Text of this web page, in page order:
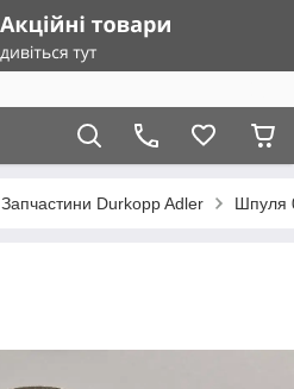
Запчастини Durkopp Adler Шпуля